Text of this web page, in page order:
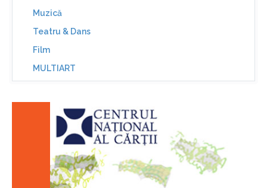
Muzică
Teatru & Dans
Film
MULTIART